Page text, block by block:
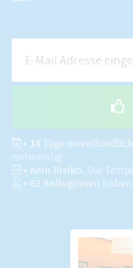
• 14 Tage
notwendig.
• Kein Risiko. Die
• 62 KollegInnen